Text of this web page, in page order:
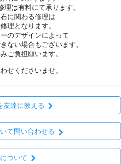
は有料にて承ります。
に関わる修理は
理となります。
のデザインによって
ない場合もございます。
ご負担願います。
せくださいませ。
友達に教える
て問い合わせる
ついて